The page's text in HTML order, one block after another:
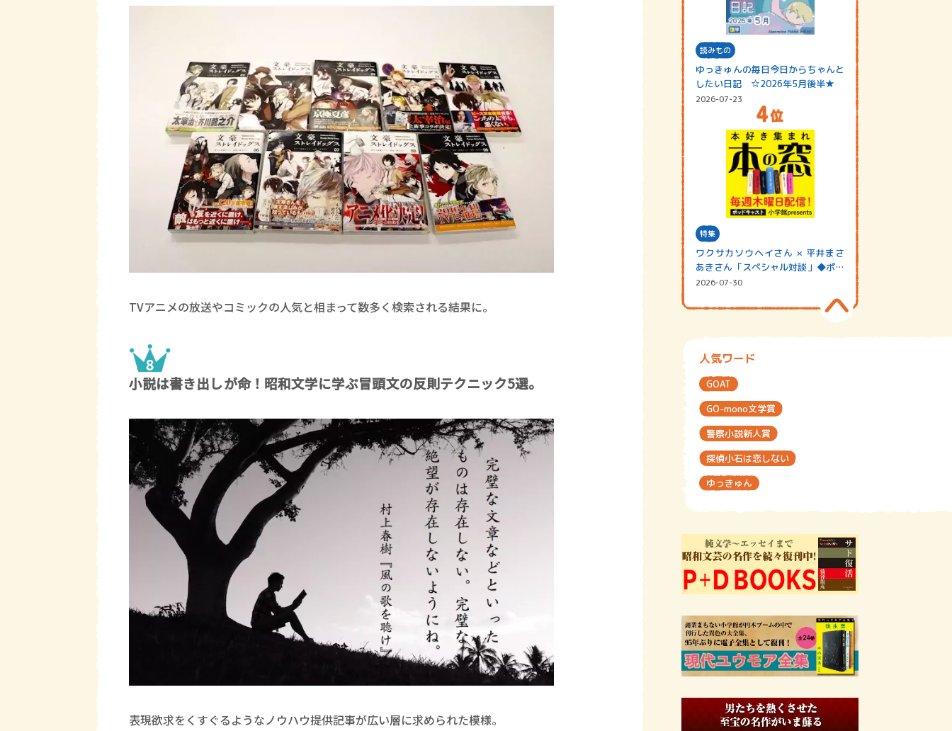
TVアニメの放送やコミックの人気と相まって数多く検索される結果に。
小説は書き出しが命！昭和文学に学ぶ冒頭文の反則テクニック5選。
表現欲求をくすぐるようなノウハウ提供記事が広い層に求められた模様。
読みもの
ゆっきゅんの毎日今日からちゃんと
したい日記 ☆2026年5月後半★
2026-07-23
特集
ワクサカソウヘイさん × 平井まさ
あきさん「スペシャル対談」◆ポッ
ドキャスト…
2026-07-30
人気ワード
GOAT
GO-mono文学賞
警察小説新人賞
探偵小石は恋しない
ゆっきゅん